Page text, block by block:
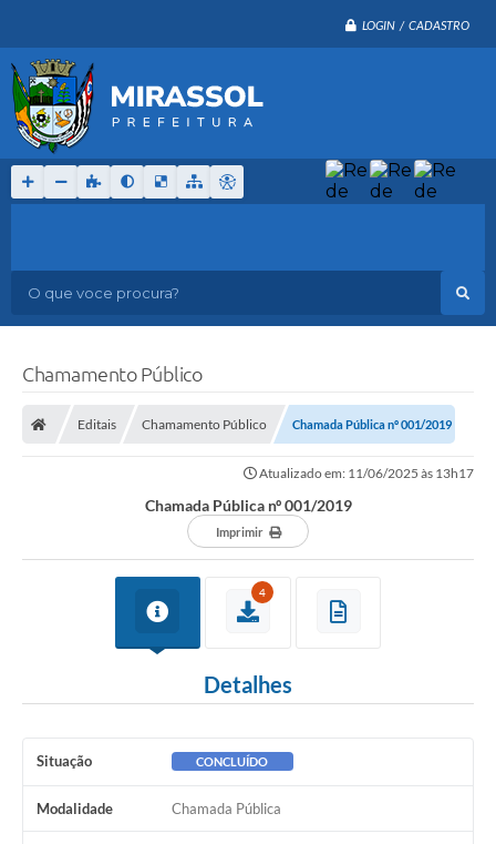
LOGIN / CADASTRO
O que voce procura?
Chamamento Público
Editais Chamamento Público Chamada Pública nº 001/2019
Atualizado em: 11/06/2025 às 13h17
Chamada Pública nº 001/2019
Imprimir
4
Detalhes
Situação CONCLUÍDO
Modalidade Chamada Pública